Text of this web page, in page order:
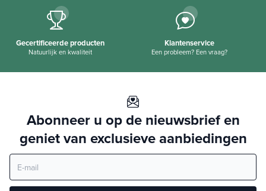
Gecertificeerde producten
Natuurlijk en kwaliteit
Klantenservice
Een probleem? Een vraag?
Abonneer u op de nieuwsbrief en
geniet van exclusieve aanbiedingen